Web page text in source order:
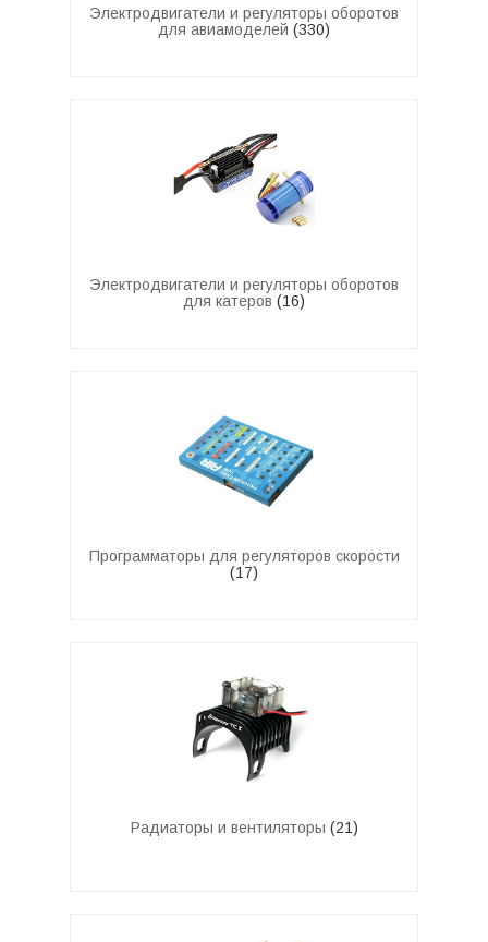
Электродвигатели и регуляторы оборотов
для авиамоделей (330)
Электродвигатели и регуляторы оборотов
для катеров (16)
Программаторы для регуляторов скорости
(17)
Радиаторы и вентиляторы (21)